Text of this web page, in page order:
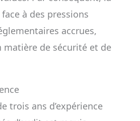
à des pressions
accrues,
de sécurité et de
trois ans d’expérience